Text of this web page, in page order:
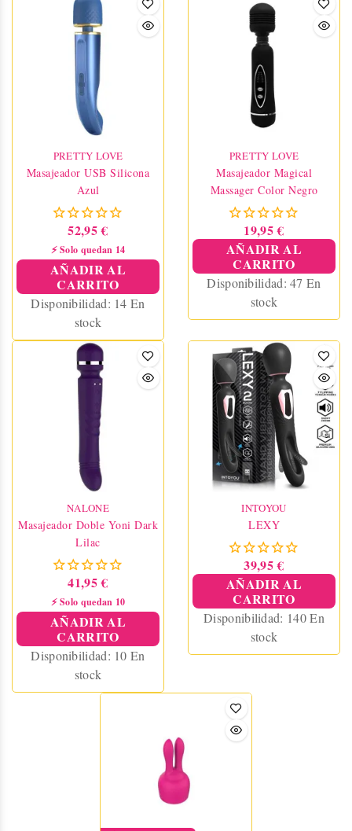
PRETTY LOVE
Masajeador USB Silicona
Azul
52,95 €
⚡ Solo quedan 14
AÑADIR AL
CARRITO
Disponibilidad: 14 En
stock
PRETTY LOVE
Masajeador Magical
Massager Color Negro
19,95 €
AÑADIR AL
CARRITO
Disponibilidad:47 En
stock
NALONE
Masajeador Doble Yoni Dark
Lilac
41,95 €
⚡ Solo quedan 10
AÑADIR AL
CARRITO
Disponibilidad: 10 En
stock
INTOYOU
LEXY
39,95 €
AÑADIR AL
CARRITO
Disponibilidad: 140 En
stock